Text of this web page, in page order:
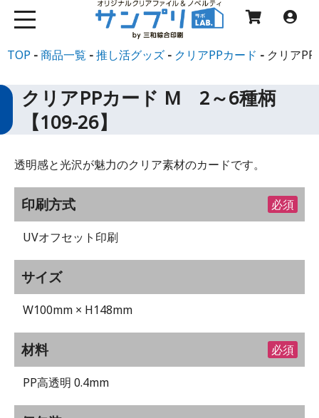
TOP 商品一覧 推し活グッズ クリアPPカード クリア
クリアPPカード M 2～6種柄
【109-26】
透明感と光沢が魅力のクリア素材のカードです。
印刷方式 必須
UVオフセット印刷
サイズ
W100mm × H148mm
材料 必須
PP高透明 0.4mm